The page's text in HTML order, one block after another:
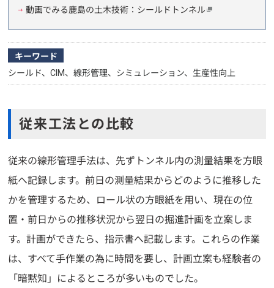
動画でみる鹿島の土木技術：シールドトンネル
キーワード
シールド、CIM、線形管理、シミュレーション、生産性向上
従来工法との比較
従来の線形管理手法は、先ずトンネル内の測量結果を方眼
紙へ記録します。前日の測量結果からどのように推移した
かを管理するため、ロール状の方眼紙を用い、現在の位
置・前日からの推移状況から翌日の掘進計画を立案しま
す。計画ができたら、指示書へ記載します。これらの作業
は、すべて手作業の為に時間を要し、計画立案も経験者の
「暗黙知」によるところが多いものでした。